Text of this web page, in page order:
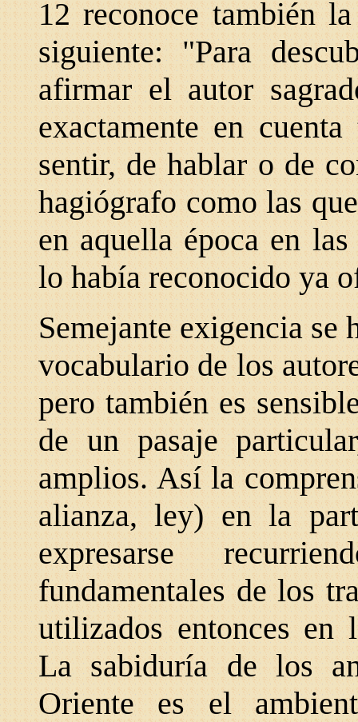
12 reconoce también
siguiente: "Para
afirmar el autor
exactamente en
sentir, de hablar o de
hagiógrafo como las
en aquella época en
lo había reconocido ya
Semejante exigencia se
vocabulario de los
pero también es
de un pasaje
amplios. Así la
alianza, ley) en la
expresarse
fundamentales de los
utilizados entonces en
La sabiduría de los
Oriente es el